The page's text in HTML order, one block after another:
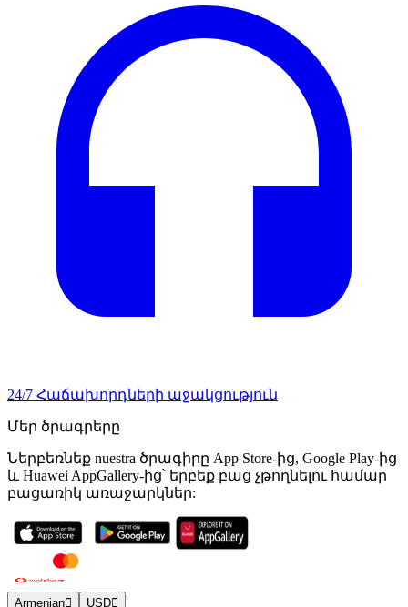
24/7 Հաճախորդների աջակցություն
Մեր ծրագրերը
Ներբեռնեք nuestra ծրագիրը App Store-ից, Google Play-ից
և Huawei AppGallery-ից՝ երբեք բաց չթողնելու համար
բացառիկ առաջարկներ:
Armenian USD